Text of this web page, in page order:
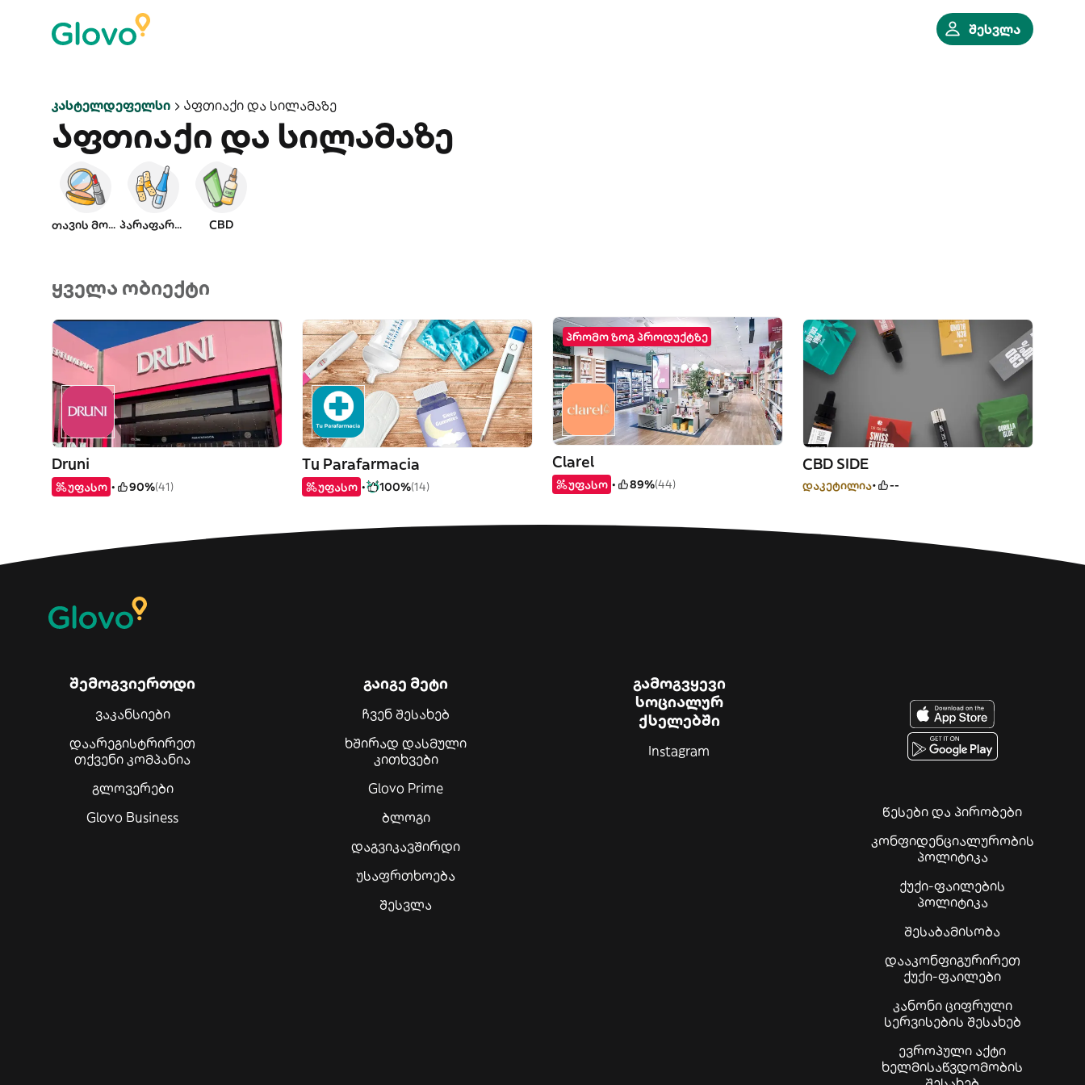
შესვლა
Კასტელდეფელსი Აფთიაქი Და Სილამაზე
Აფთიაქი და სილამაზე
თავის მოვლა პარაფარმაცია CBD
ყველა ობიექტი
Druni
უფასო 90%(41)
Tu Parafarmacia
უფასო 100%(14)
პრომო ზოგ პროდუქტზე
Clarel
უფასო 89%(44)
CBD SIDE
დაკეტილია --
შემოგვიერთდი
ვაკანსიები
დაარეგისტრირეთ
თქვენი კომპანია
გლოვერები
Glovo Business
გაიგე მეტი
ჩვენ შესახებ
ხშირად დასმული
კითხვები
Glovo Prime
ბლოგი
დაგვიკავშირდი
უსაფრთხოება
შესვლა
გამოგვყევი
სოციალურ
ქსელებში
Instagram
წესები და პირობები
კონფიდენციალურობის
პოლიტიკა
ქუქი-ფაილების
პოლიტიკა
შესაბამისობა
დააკონფიგურირეთ
ქუქი-ფაილები
კანონი ციფრული
სერვისების შესახებ
ევროპული აქტი
ხელმისაწვდომობის